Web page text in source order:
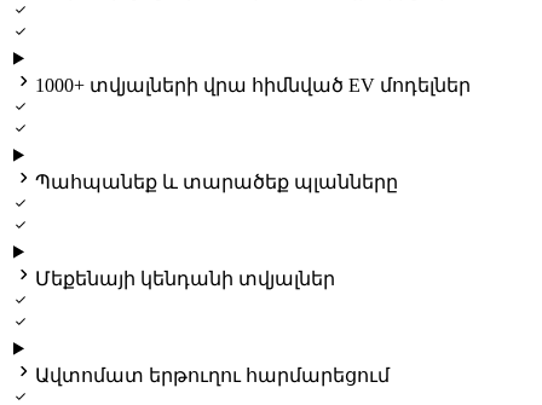


 1000+ տվյալների վրա հիմնված EV մոդելներ


 Պահպանեք և տարածեք պլանները


 Մեքենայի կենդանի տվյալներ


 Ավտոմատ երթուղու հարմարեցում
